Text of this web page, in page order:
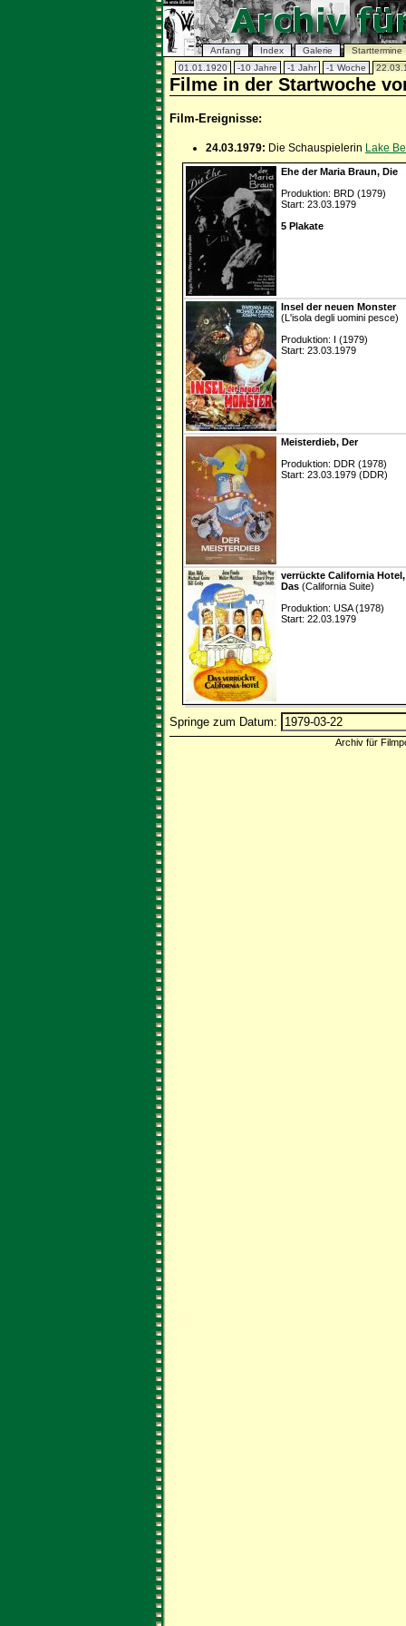
Anfang Index Galerie
Starttermine
01.01.1920
-10 Jahre -1 Jahr -1 Woche
Filme in der Startwoche
Film-Ereignisse:
24.03.1979: Die Schauspielerin Lake
Ehe der Maria Braun, Die
Produktion: BRD (1979)
Start: 23.03.1979
5 Plakate
Insel der neuen Monster
(L'isola degli uomini pesce)
Produktion: I (1979)
Start: 23.03.1979
Meisterdieb, Der
Produktion: DDR (1978)
Start: 23.03.1979 (DDR)
verrückte California Hotel,
Das (California Suite)
Produktion: USA (1978)
Start: 22.03.1979
Springe zum Datum:
Archiv für